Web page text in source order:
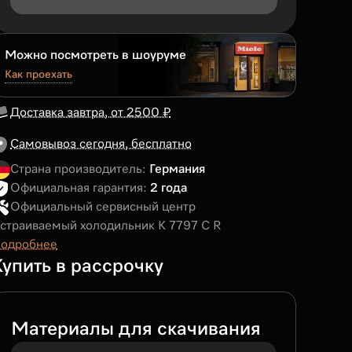
Можно посмотреть в шоуруме
Как проехать
Доставка завтра, от 2500 ₽
Самовывоз сегодня, бесплатно
Страна производитель: Германия
Официальная гарантия: 2 года
Официальный сервисный центр
холодильник K 7797 C R
в рассрочку
Материалы для скачивания